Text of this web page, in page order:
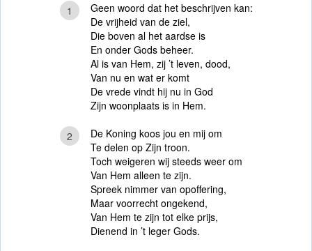
1
Geen woord dat het beschrijven kan:
De vrijheid van de ziel,
Die boven al het aardse is
En onder Gods beheer.
Al is van Hem, zij ’t leven, dood,
Van nu en wat er komt
De vrede vindt hij nu in God
Zijn woonplaats is in Hem.
2
De Koning koos jou en mij om
Te delen op Zijn troon.
Toch weigeren wij steeds weer om
Van Hem alleen te zijn.
Spreek nimmer van opoffering,
Maar voorrecht ongekend,
Van Hem te zijn tot elke prijs,
Dienend in ’t leger Gods.